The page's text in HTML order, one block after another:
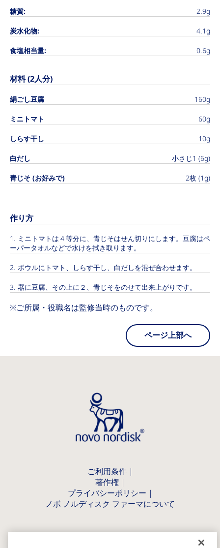
糖質:
2.9g
炭水化物:
4.1g
食塩相当量:
0.6g
材料 (2人分)
絹ごし豆腐
160g
ミニトマト
60g
しらす干し
10g
白だし
小さじ1 (6g)
青じそ (お好みで)
2枚 (1g)
作り方
ミニトマトは４等分に、青じそはせん切りにします。豆腐はペ
ーパータオルなどで水けを拭き取ります。
ボウルにトマト、しらす干し、白だしを混ぜ合わせます。
器に豆腐、その上に２、青じそをのせて出来上がりです。
※ご所属・役職名は監修当時のものです。
ページ上部へ
ご利用条件
著作権
プライバシーポリシー
ノボ ノルディスク ファーマについて